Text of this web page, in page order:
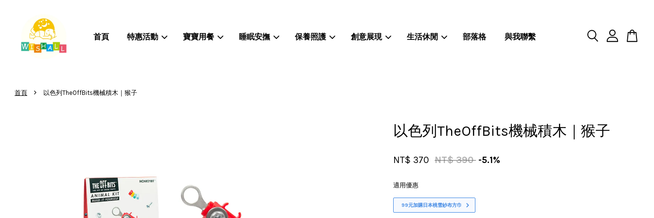
首頁 特惠活動 寶寶用餐 睡眠安撫 保養照護 創意展現 生活休閒 部落格 與我聯繫
首頁 › 以色列TheOffBits機械積木｜猴子
以色列TheOffBits機械積木｜猴子
NT$ 370 NT$ 390 -5.1%
適用優惠
99元加購日本桃雪紗布方巾